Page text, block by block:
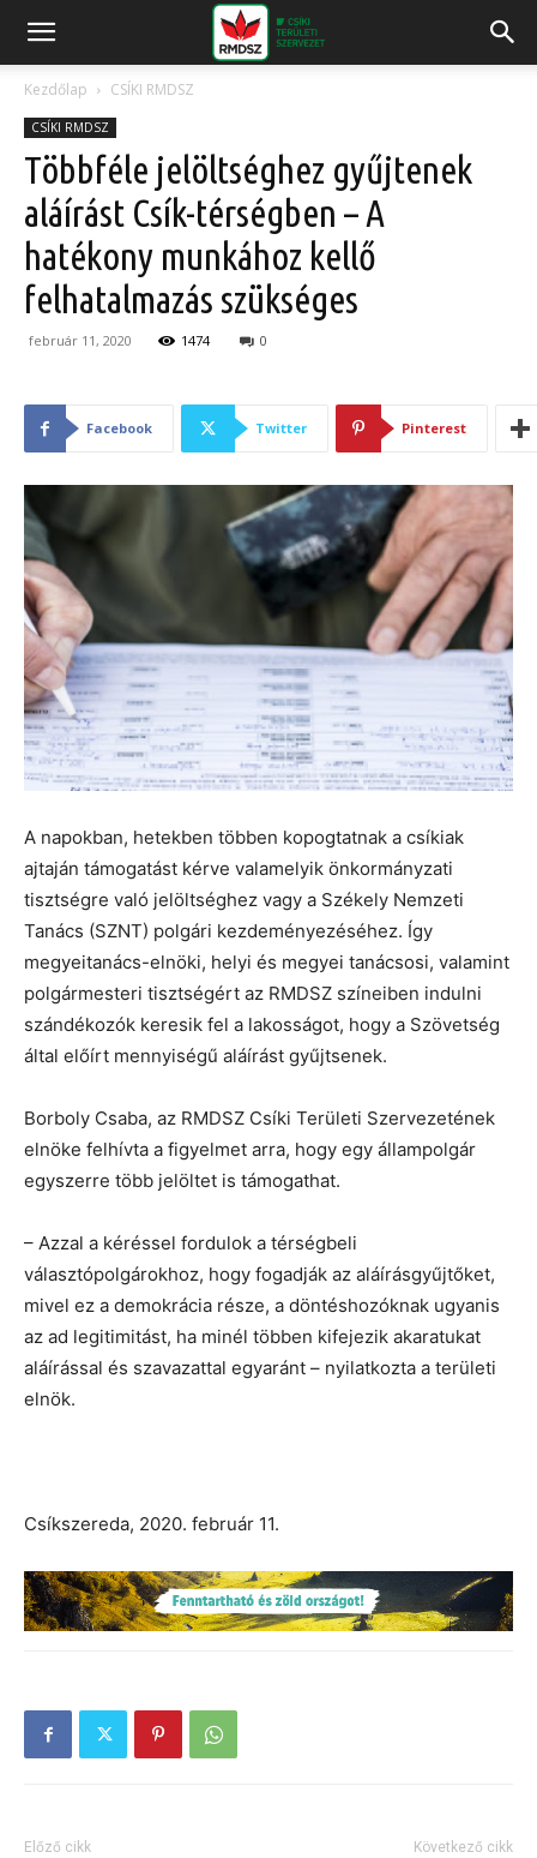
Kezdőlap CSÍKI RMDSZ
CSÍKI RMDSZ
Többféle jelöltséghez gyűjtenek
aláírást Csík-térségben – A
hatékony munkához kellő
felhatalmazás szükséges
február 11, 2020 1474 0
Facebook Twitter Pinterest
A napokban, hetekben többen kopogtatnak a csíkiak
ajtaján támogatást kérve valamelyik önkormányzati
tisztségre való jelöltséghez vagy a Székely Nemzeti
Tanács (SZNT) polgári kezdeményezéséhez. Így
megyeitanács-elnöki, helyi és megyei tanácsosi, valamint
polgármesteri tisztségért az RMDSZ színeiben indulni
szándékozók keresik fel a lakosságot, hogy a Szövetség
által előírt mennyiségű aláírást gyűjtsenek.
Borboly Csaba, az RMDSZ Csíki Területi Szervezetének
elnöke felhívta a figyelmet arra, hogy egy állampolgár
egyszerre több jelöltet is támogathat.
– Azzal a kéréssel fordulok a térségbeli
választópolgárokhoz, hogy fogadják az aláírásgyűjtőket,
mivel ez a demokrácia része, a döntéshozóknak ugyanis
az ad legitimitást, ha minél többen kifejezik akaratukat
aláírással és szavazattal egyaránt – nyilatkozta a területi
elnök.
Csíkszereda, 2020. február 11.
Előző cikk Következő cikk